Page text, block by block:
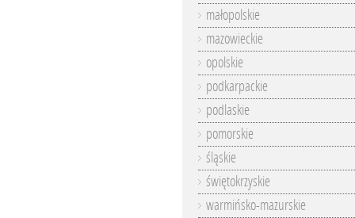
małopolskie
mazowieckie
opolskie
podkarpackie
podlaskie
pomorskie
śląskie
świętokrzyskie
warmińsko-mazurskie